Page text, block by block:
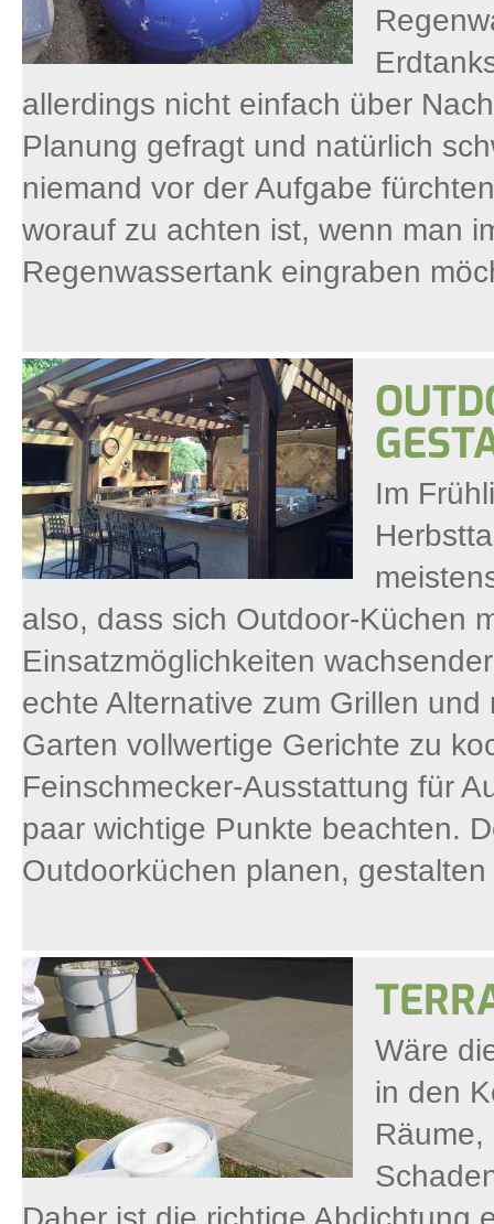
allerdings nicht einfach über
Planung gefragt und natürlich
niemand vor der Aufgabe
worauf zu achten ist, wenn man
Regenwassertank eingraben
Im
also, dass sich Outdoor-Küchen
Einsatzmöglichkeiten
echte Alternative zum Grillen
Garten vollwertige Gerichte zu
Feinschmecker-Ausstattung für
paar wichtige Punkte beachten.
Outdoorküchen planen,
Wäre
in den